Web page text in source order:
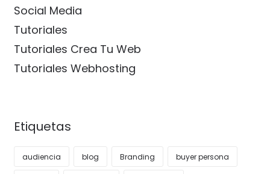
Social Media
Tutoriales
Tutoriales Crea Tu Web
Tutoriales Webhosting
Etiquetas
audiencia blog Branding buyer persona